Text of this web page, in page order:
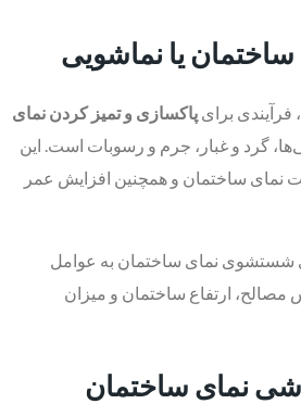
یا نماشویی
برای پاکسازی و تمیز کردن نمای
گرد و غبار، جرم و رسوبات است. این
نمای ساختمان و همچنین افزایش عمر
شستشوی نمای ساختمان به عوامل
مصالح، ارتفاع ساختمان و میزان
نمای ساختمان